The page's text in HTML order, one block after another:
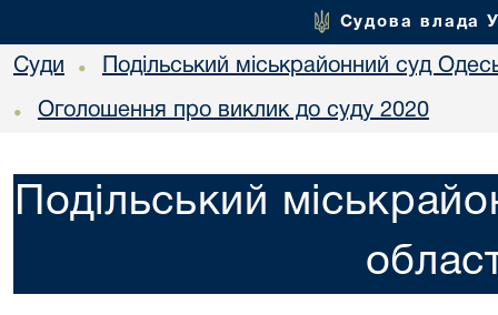
Судова влада
Суди • Подільський міськрайонний суд
• Оголошення про виклик до суду 2020
Подільський